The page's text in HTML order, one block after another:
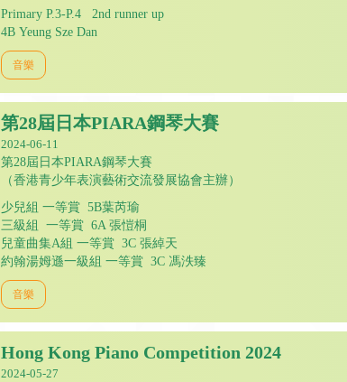
Primary P.3-P.4 2nd runner up
4B Yeung Sze Dan
音樂
第28屆日本PIARA鋼琴大賽
2024-06-11
第28屆日本PIARA鋼琴大賽
（香港青少年表演藝術交流發展協會主辦）
少兒組 一等賞 5B葉芮瑜
三級組 一等賞 6A 張愷桐
兒童曲集A組 一等賞 3C 張綽天
約翰湯姆遜一級組 一等賞 3C 馮泆臻
音樂
Hong Kong Piano Competition 2024
2024-05-27